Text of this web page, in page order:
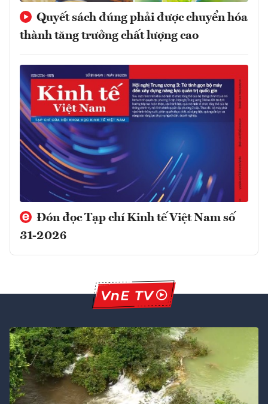
Quyết sách đúng phải được chuyển hóa
thành tăng trưởng chất lượng cao
Đón đọc Tạp chí Kinh tế Việt Nam số
31-2026